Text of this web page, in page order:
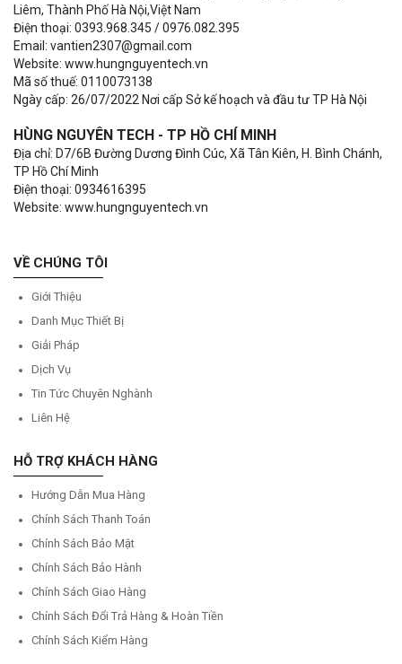
Liêm, Thành Phố Hà Nội,Việt Nam
Điện thoại: 0393.968.345 / 0976.082.395
Email: vantien2307@gmail.com
Website: www.hungnguyentech.vn
Mã số thuế: 0110073138
Ngày cấp: 26/07/2022 Nơi cấp Sở kế hoạch và đầu tư TP Hà Nội
HÙNG NGUYÊN TECH - TP HỒ CHÍ MINH
Địa chỉ: D7/6B Đường Dương Đình Cúc, Xã Tân Kiên, H. Bình Chánh,
TP Hồ Chí Minh
Điện thoại: 0934616395
Website: www.hungnguyentech.vn
VỀ CHÚNG TÔI
Giới Thiệu
Danh Mục Thiết Bị
Giải Pháp
Dịch Vụ
Tin Tức Chuyên Nghành
Liên Hệ
HỖ TRỢ KHÁCH HÀNG
Hướng Dẫn Mua Hàng
Chính Sách Thanh Toán
Chính Sách Bảo Mật
Chính Sách Bảo Hành
Chính Sách Giao Hàng
Chính Sách Đổi Trả Hàng & Hoàn Tiền
Chính Sách Kiểm Hàng